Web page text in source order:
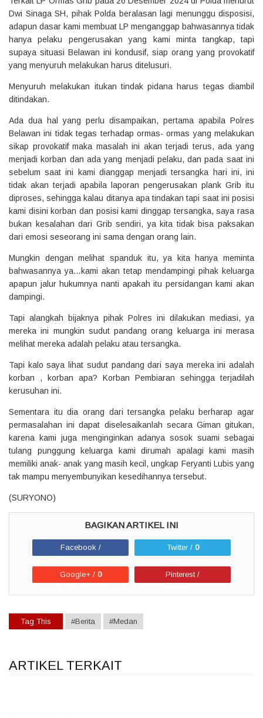
Dwi Sinaga SH, pihak Polda beralasan lagi menunggu disposisi,
adapun dasar kami membuat LP menganggap bahwasannya tidak
hanya pelaku pengerusakan yang kami minta tangkap, tapi
supaya situasi Belawan ini kondusif, siap orang yang provokatif
yang menyuruh melakukan harus ditelusuri.
Menyuruh melakukan itukan tindak pidana harus tegas diambil
ditindakan.
Ada dua hal yang perlu disampaikan, pertama apabila Polres
Belawan ini tidak tegas terhadap ormas- ormas yang melakukan
sikap provokatif maka masalah ini akan terjadi terus, ada yang
menjadi korban dan ada yang menjadi pelaku, dan pada saat ini
sebelum saat ini kami dianggap menjadi tersangka hari ini, ini
tidak akan terjadi apabila laporan pengerusakan plank Grib itu
diproses, sehingga kalau ditanya apa tindakan tapi saat ini posisi
kami disini korban dan posisi kami dinggap tersangka, saya rasa
bukan kesalahan dari Grib sendiri, ya kita tidak bisa paksakan
dari emosi seseorang ini sama dengan orang lain.
Mungkin dengan melihat spanduk itu, ya kita hanya meminta
bahwasannya ya…kami akan tetap mendampingi pihak keluarga
apapun jalur hukumnya nanti apakah itu persidangan kami akan
dampingi.
Tapi alangkah bijaknya pihak Polres ini dilakukan mediasi, ya
mereka ini mungkin sudut pandang orang keluarga ini merasa
melihat mereka adalah pelaku atau tersangka.
Tapi kalo saya lihat sudut pandang dari saya mereka ini adalah
korban , korban apa? Korban Pembiaran sehingga terjadilah
kerusuhan ini.
Sementara itu dia orang dari tersangka pelaku berharap agar
permasalahan ini dapat diselesaikanlah secara Giman gitukan,
karena kami juga menginginkan adanya sosok suami sebagai
tulang punggung keluarga kami dirumah apalagi kami masih
memiliki anak- anak yang masih kecil, ungkap Feryanti Lubis yang
tak mampu menyembunyikan kesedihannya tersebut.
(SURYONO)
Facebook / Twitter / 0
Google+ / 0 Pinterest /
Tag This #Berita #Medan
ARTIKEL TERKAIT